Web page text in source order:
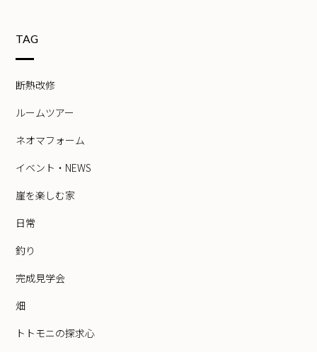
TAG
断熱改修
ルームツアー
ネオマフォーム
イベント・NEWS
崖を楽しむ家
日常
釣り
完成見学会
畑
トトモニの探求心